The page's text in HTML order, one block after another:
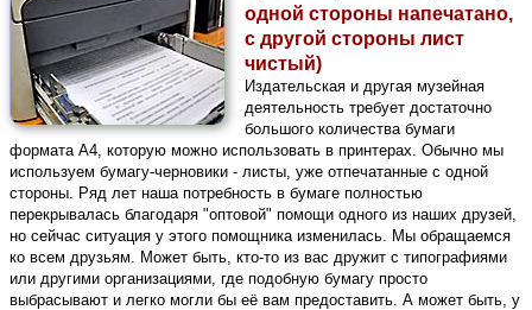
одной стороны напечатано,
с другой стороны лист
чистый)
Издательская и другая музейная
деятельность требует достаточно
большого количества бумаги
формата А4, которую можно использовать в принтерах. Обычно мы
используем бумагу-черновики - листы, уже отпечатанные с одной
стороны. Ряд лет наша потребность в бумаге полностью
перекрывалась благодаря "оптовой" помощи одного из наших друзей,
но сейчас ситуация у этого помощника изменилась. Мы обращаемся
ко всем друзьям. Может быть, кто-то из вас дружит с типографиями
или другими организациями, где подобную бумагу просто
выбрасывают и легко могли бы её вам предоставить. А может быть, у